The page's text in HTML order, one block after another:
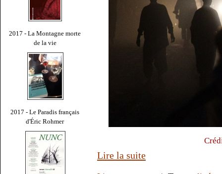
2017 - La Montagne morte
de la vie
2017 - Le Paradis français
d'Éric Rohmer
Lire la suite